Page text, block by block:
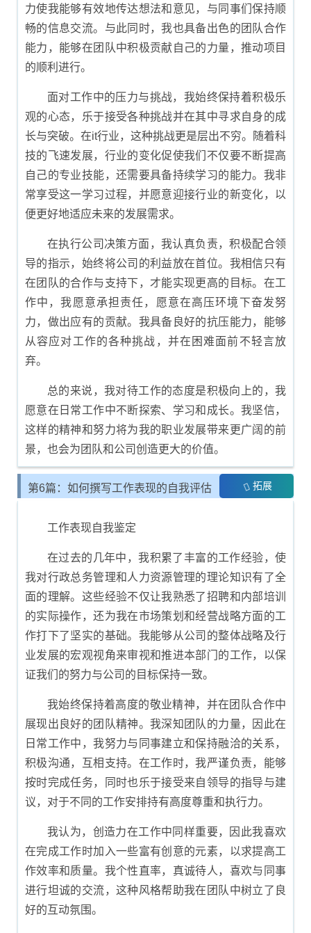
力使我能够有效地传达想法和意见，与同事们保持顺
畅的信息交流。与此同时，我也具备出色的团队合作
能力，能够在团队中积极贡献自己的力量，推动项目
的顺利进行。
面对工作中的压力与挑战，我始终保持着积极乐
观的心态，乐于接受各种挑战并在其中寻求自身的成
长与突破。在it行业，这种挑战更是层出不穷。随着科
技的飞速发展，行业的变化促使我们不仅要不断提高
自己的专业技能，还需要具备持续学习的能力。我非
常享受这一学习过程，并愿意迎接行业的新变化，以
便更好地适应未来的发展需求。
在执行公司决策方面，我认真负责，积极配合领
导的指示，始终将公司的利益放在首位。我相信只有
在团队的合作与支持下，才能实现更高的目标。在工
作中，我愿意承担责任，愿意在高压环境下奋发努
力，做出应有的贡献。我具备良好的抗压能力，能够
从容应对工作的各种挑战，并在困难面前不轻言放
弃。
总的来说，我对待工作的态度是积极向上的，我
愿意在日常工作中不断探索、学习和成长。我坚信，
这样的精神和努力将为我的职业发展带来更广阔的前
景，也会为团队和公司创造更大的价值。
第6篇：如何撰写工作表现的自我评估 拓展
工作表现自我鉴定
在过去的几年中，我积累了丰富的工作经验，使
我对行政总务管理和人力资源管理的理论知识有了全
面的理解。这些经验不仅让我熟悉了招聘和内部培训
的实际操作，还为我在市场策划和经营战略方面的工
作打下了坚实的基础。我能够从公司的整体战略及行
业发展的宏观视角来审视和推进本部门的工作，以保
证我们的努力与公司的目标保持一致。
我始终保持着高度的敬业精神，并在团队合作中
展现出良好的团队精神。我深知团队的力量，因此在
日常工作中，我努力与同事建立和保持融洽的关系，
积极沟通，互相支持。在工作时，我严谨负责，能够
按时完成任务，同时也乐于接受来自领导的指导与建
议，对于不同的工作安排持有高度尊重和执行力。
我认为，创造力在工作中同样重要，因此我喜欢
在完成工作时加入一些富有创意的元素，以求提高工
作效率和质量。我个性直率，真诚待人，喜欢与同事
进行坦诚的交流，这种风格帮助我在团队中树立了良
好的互动氛围。